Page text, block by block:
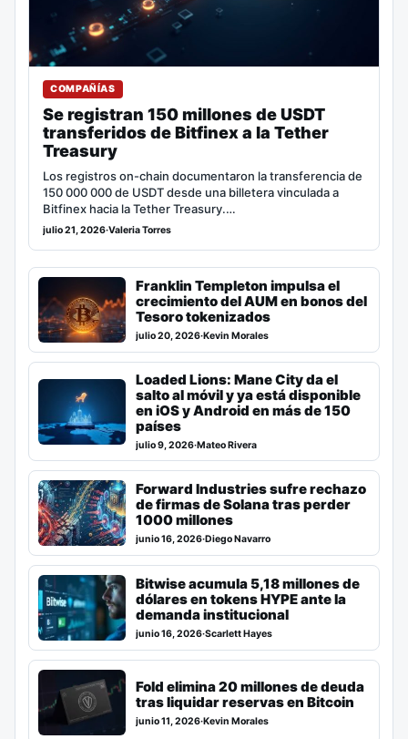
COMPAÑÍAS
Se registran 150 millones de USDT
transferidos de Bitfinex a la Tether
Treasury
Los registros on-chain documentaron la transferencia de
150 000 000 de USDT desde una billetera vinculada a
Bitfinex hacia la Tether Treasury.…
julio 21, 2026·Valeria Torres
Franklin Templeton impulsa el
crecimiento del AUM en bonos del
Tesoro tokenizados
julio 20, 2026·Kevin Morales
Loaded Lions: Mane City da el
salto al móvil y ya está disponible
en iOS y Android en más de 150
países
julio 9, 2026·Mateo Rivera
Forward Industries sufre rechazo
de firmas de Solana tras perder
1000 millones
junio 16, 2026·Diego Navarro
Bitwise acumula 5,18 millones de
dólares en tokens HYPE ante la
demanda institucional
junio 16, 2026·Scarlett Hayes
Fold elimina 20 millones de deuda
tras liquidar reservas en Bitcoin
junio 11, 2026·Kevin Morales